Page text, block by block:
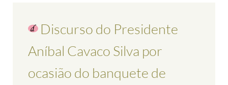
Discurso do Presidente
Aníbal Cavaco Silva por
ocasião do banquete de